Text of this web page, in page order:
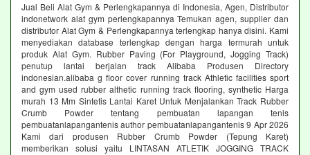
Jual Beli Alat Gym & Perlengkapannya di Indonesia, Agen, Distributor
indonetwork alat gym perlengkapannya Temukan agen, supplier dan
distributor Alat Gym & Perlengkapannya terlengkap hanya disini. Kami
menyediakan database terlengkap dengan harga termurah untuk
produk Alat Gym. Rubber Paving (For Playground, Jogging Track)
penutup lantai berjalan track Alibaba Produsen Directory
indonesian.alibaba g floor cover running track Athletic facilities sport
and gym used rubber althetic running track flooring, synthetic Harga
murah 13 Mm Sintetis Lantai Karet Untuk Menjalankan Track Rubber
Crumb Powder tentang pembuatan lapangan tenis
pembuatanlapangantenis author pembuatanlapangantenis 9 Apr 2026
Kami dari produsen Rubber Crumb Powder (Tepung Karet)
memberikan solusi yaitu LINTASAN ATLETIK JOGGING TRACK